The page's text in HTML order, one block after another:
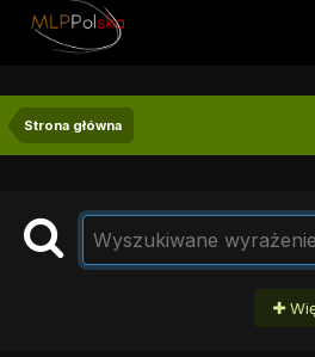
Strona główna